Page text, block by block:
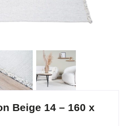
Beige 14 – 160 x